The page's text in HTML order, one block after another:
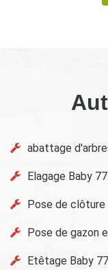
abattage
Elagage Baby
Pose de clôture
Pose de gazon
Etêtage Baby